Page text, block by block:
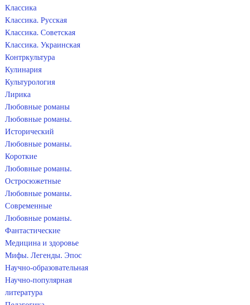
Классика
Классика. Русская
Классика. Советская
Классика. Украинская
Контркультура
Кулинария
Культурология
Лирика
Любовные романы
Любовные романы.
Исторический
Любовные романы.
Короткие
Любовные романы.
Остросюжетные
Любовные романы.
Современные
Любовные романы.
Фантастические
Медицина и здоровье
Мифы. Легенды. Эпос
Научно-образовательная
Научно-популярная
литература